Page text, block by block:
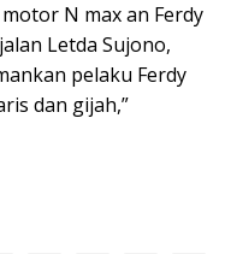
N max an Ferdy
Letda Sujono,
pelaku Ferdy
dan gijah,”